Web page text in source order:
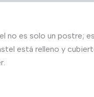
no es solo un postre;
está relleno y